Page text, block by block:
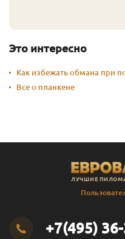
Это интересно
Как избежать обмана при
Все о планкене
ЛУЧШИЕ
+7(495)